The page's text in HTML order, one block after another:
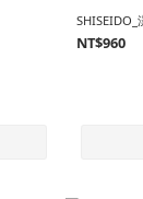
SHISEIDO_
NT$960